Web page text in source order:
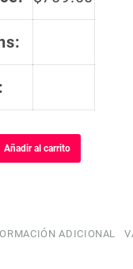
Añadir al carrito
ADICIONAL